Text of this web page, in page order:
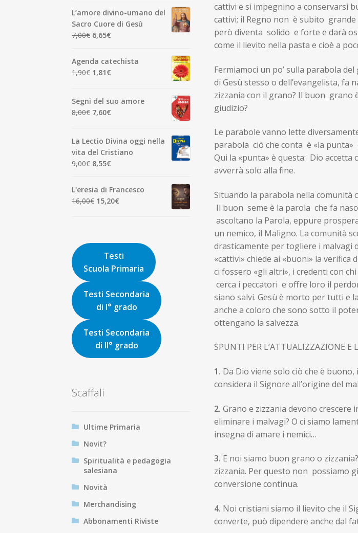
cattivi e si impegnino a conservarsi
cattivi; il Regno non è subito grande
però diventa solido e forte e darà
come il lievito nella pasta e cioè a
Fermiamoci un po’ sulla parabola
di Gesù stesso o dell’evangelista, fa
zizzania con il grano? Il buon grano
giudizio?
Le parabole vanno lette
parabola ciò che conta è «la punta»
Qui la «punta» è questa: Dio
avverrà solo alla fine.
Situando la parabola nella
Il buon seme è la parola che fa
ascoltano la Parola, eppure
un nemico, il Maligno. La comunità
drasticamente per togliere i malvagi
«cattivi» chiede ai «buoni» la
ci fossero «gli altri», i credenti con
cerca i peccatori e offre loro il
siano salvi. Gesù è morto per tutti e
anche a coloro che sono sotto il
ottengano la salvezza.
SPUNTI PER L’ATTUALIZZAZIONE E
1. Da Dio viene solo ciò che è buono,
considera il Signore all’origine del
2. Grano e zizzania devono crescere
eliminare i malvagi? O ci siamo
insegna di amare i nemici…
3. E noi siamo buon grano o
zizzania. Per questo non possiamo
conversione continua.
4. Noi cristiani siamo il lievito che il
converte, può dipendere anche dal
originale
era:
7,00€.
attuale
L’amore divino-umano del
Sacro Cuore di Gesù
7,00€ Il
originale
era:
7,00€.
6,65€
attuale
Agenda catechista
1,90€ Il
era:
1,90€.
1,81€
è:
Segni del suo amore
8,00€ Il
era:
8,00€.
7,60€
è:
7,60€.
La Lectio Divina oggi nella
vita del Cristiano
9,00€ Il
originale
era:
9,00€.
8,55€
attuale
è:
L'eresia di Francesco
16,00€ Il
16,00€.
15,20€
15,20€.
Testi
Scuola Primaria
Testi Secondaria
di I° grado
Testi Secondaria
di II° grado
Scaffali
Ultime Primaria
Novit?
Spiritualità e pedagogia
salesiana
Novità
Merchandising
Abbonamenti Riviste